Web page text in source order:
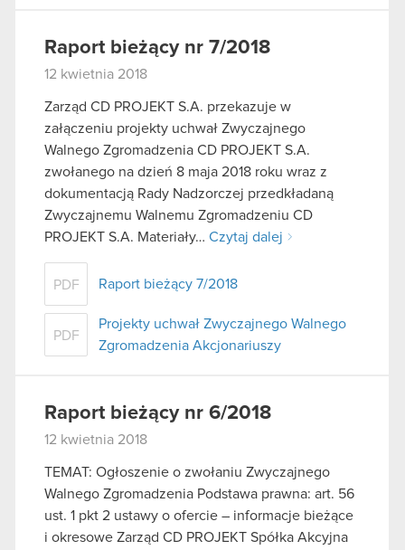
Raport bieżący nr 7/2018
12 kwietnia 2018
Zarząd CD PROJEKT S.A. przekazuje w
załączeniu projekty uchwał Zwyczajnego
Walnego Zgromadzenia CD PROJEKT S.A.
zwołanego na dzień 8 maja 2018 roku wraz z
dokumentacją Rady Nadzorczej przedkładaną
Zwyczajnemu Walnemu Zgromadzeniu CD
PROJEKT S.A. Materiały… Czytaj dalej
PDF Raport bieżący 7/2018
PDF
Projekty uchwał Zwyczajnego Walnego
Zgromadzenia Akcjonariuszy
Raport bieżący nr 6/2018
12 kwietnia 2018
TEMAT: Ogłoszenie o zwołaniu Zwyczajnego
Walnego Zgromadzenia Podstawa prawna: art. 56
ust. 1 pkt 2 ustawy o ofercie – informacje bieżące
i okresowe Zarząd CD PROJEKT Spółka Akcyjna